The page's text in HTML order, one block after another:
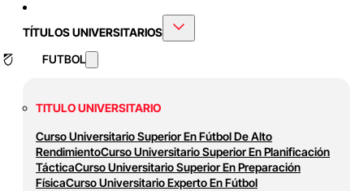
TÍTULOS UNIVERSITARIOS
FUTBOL
TITULO UNIVERSITARIO
Curso Universitario Superior En Fútbol De Alto
RendimientoCurso Universitario Superior En Planificación
TácticaCurso Universitario Superior En Preparación
FísicaCurso Universitario Experto En Fútbol